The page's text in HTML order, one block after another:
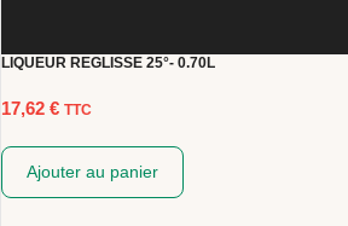
LIQUEUR REGLISSE 25°- 0.70L
17,62 € TTC
Ajouter au panier